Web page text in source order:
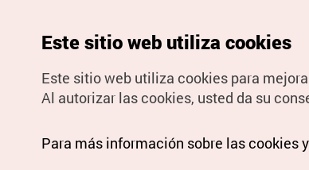
derechos reservados.
Para informes de errores y cuestiones relacionadas con el
spanish@knto.or.kr
Este sitio web utiliza cookies
Este sitio web utiliza cookies para
Al autorizar las cookies, usted da su
Para más información sobre las cookies